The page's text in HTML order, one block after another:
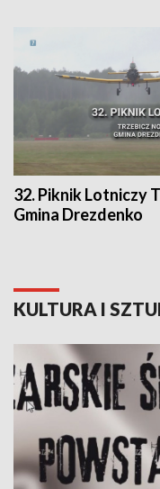
32. Piknik Lotniczy
Gmina Drezdenko
KULTURA I